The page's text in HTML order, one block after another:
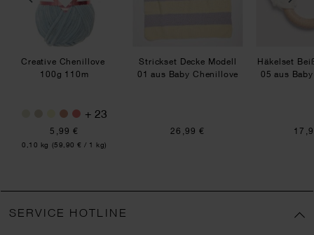
Creative Chenillove
100g 110m
+ 23
5,99 €
Inhalt:
0,10 kg (59,90 € / 1 kg)
Strickset Decke Modell
01 aus Baby Chenillove
26,99 €
Häkelset
05 aus
SERVICE HOTLINE